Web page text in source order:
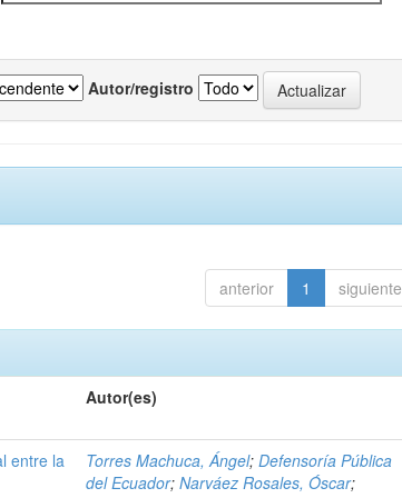
Autor/registro
anterior 1 siguiente
Autor(es)
entre la
Torres Machuca, Ángel;Defensoría Pública
del Ecuador;Narváez Rosales, Óscar;